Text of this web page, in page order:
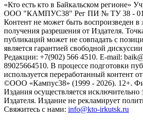
«Кто есть кто в Байкальском регионе»
ООО "КАМПУС38" Рег ПИ № ТУ 38 -
Контент не может быть воспроизведен
получения разрешения от Издателя.
публикаций может не совпадать с
является гарантией свободной
Редакции: +7(902) 566 4510. E-mail:
89025664510. В процессе подготовки
используется переработанный контент
©ООО «Кампус38» (1999 - 2026). 12+.
Издания осуществляется исключительно
Издателя. Издание не рекламирует
Свяжитесь с нами: info@kto-irkutsk.ru